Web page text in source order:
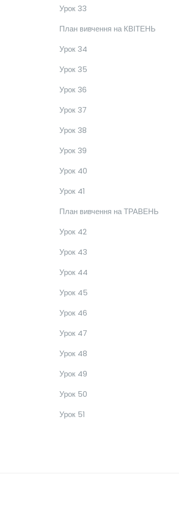
Урок 33
План вивчення на КВІТЕНЬ
Урок 34
Урок 35
Урок 36
Урок 37
Урок 38
Урок 39
Урок 40
Урок 41
План вивчення на ТРАВЕНЬ
Урок 42
Урок 43
Урок 44
Урок 45
Урок 46
Урок 47
Урок 48
Урок 49
Урок 50
Урок 51